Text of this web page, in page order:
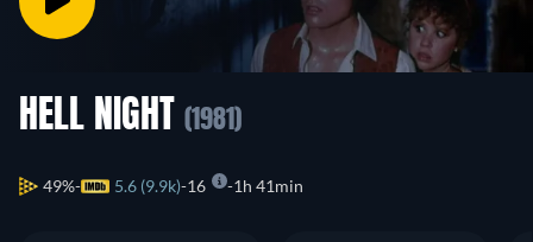
HELL NIGHT (1981)
49% 5.6 (9.9k) 16 1h 41min